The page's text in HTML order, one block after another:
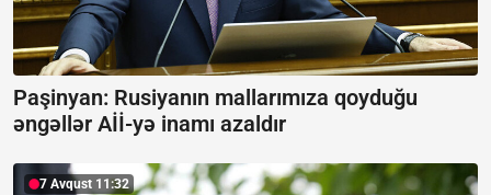
Paşinyan: Rusiyanın mallarımıza qoyduğu
əngəllər Aİİ-yə inamı azaldır
7 Avqust 11:32